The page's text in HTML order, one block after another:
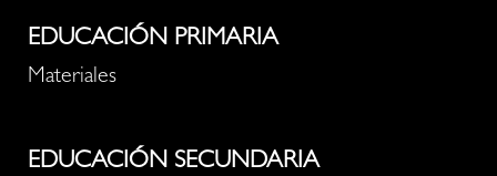
EDUCACIÓN PRIMARIA
Materiales
EDUCACIÓN SECUNDARIA